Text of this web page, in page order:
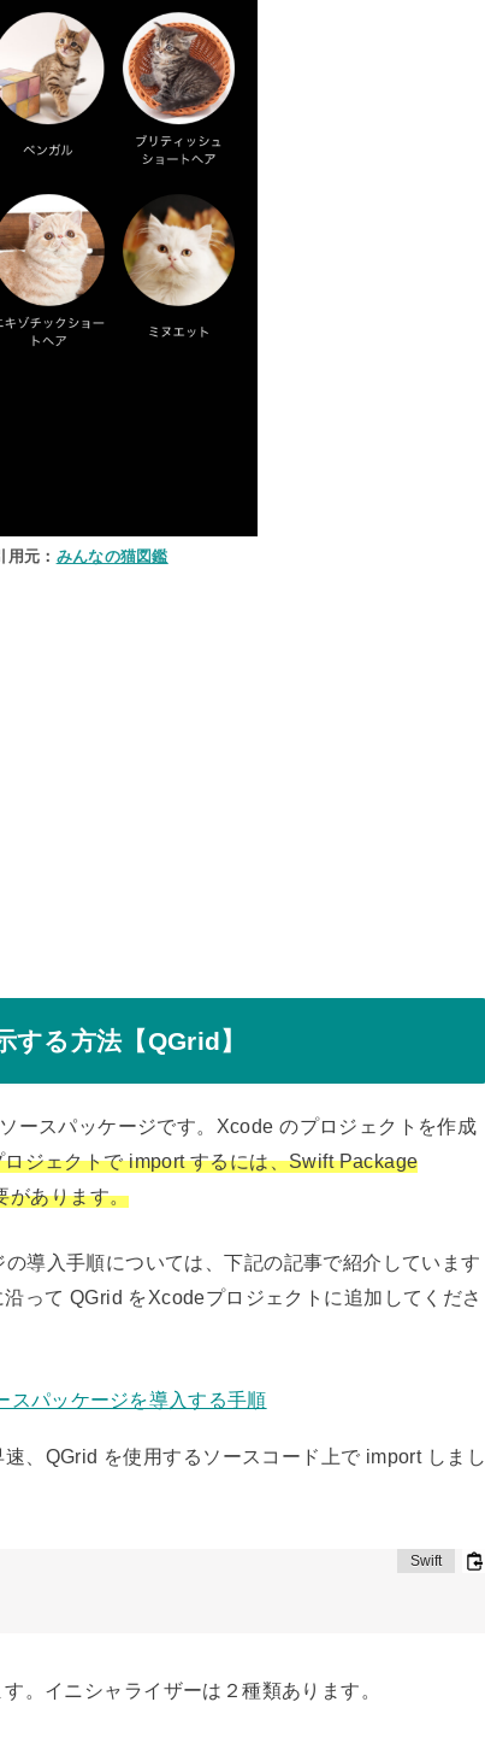
用元： みんなの猫図鑑
る方法【QGrid】
ースパッケージです。Xcode のプロジェクトを作成
ロジェクトで import するには、Swift Package
があります。
導入手順については、下記の記事で紹介しています
って QGrid をXcodeプロジェクトに追加してくださ
スパッケージを導入する手順
、QGrid を使用するソースコード上で import しまし
。イニシャライザーは２種類あります。